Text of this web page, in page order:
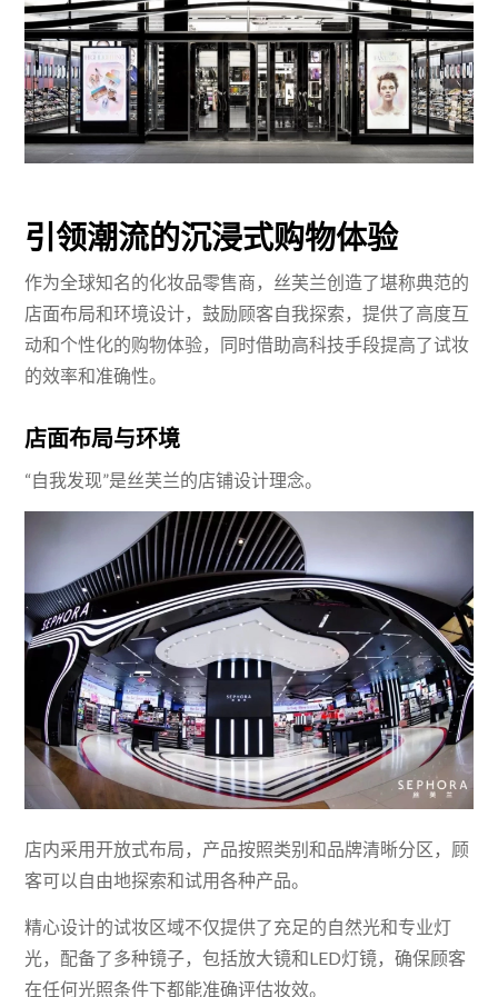
引领潮流的沉浸式购物体验
作为全球知名的化妆品零售商，丝芙兰创造了堪称典范的
店面布局和环境设计，鼓励顾客自我探索，提供了高度互
动和个性化的购物体验，同时借助高科技手段提高了试妆
的效率和准确性。
店面布局与环境
“自我发现”是丝芙兰的店铺设计理念。
店内采用开放式布局，产品按照类别和品牌清晰分区，顾
客可以自由地探索和试用各种产品。
精心设计的试妆区域不仅提供了充足的自然光和专业灯
光，配备了多种镜子，包括放大镜和LED灯镜，确保顾客
在任何光照条件下都能准确评估妆效。